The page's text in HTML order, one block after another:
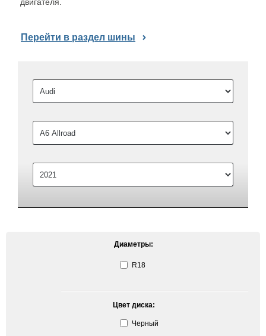
Перейти в раздел шины
Диаметры:
R18
Цвет диска:
Черный